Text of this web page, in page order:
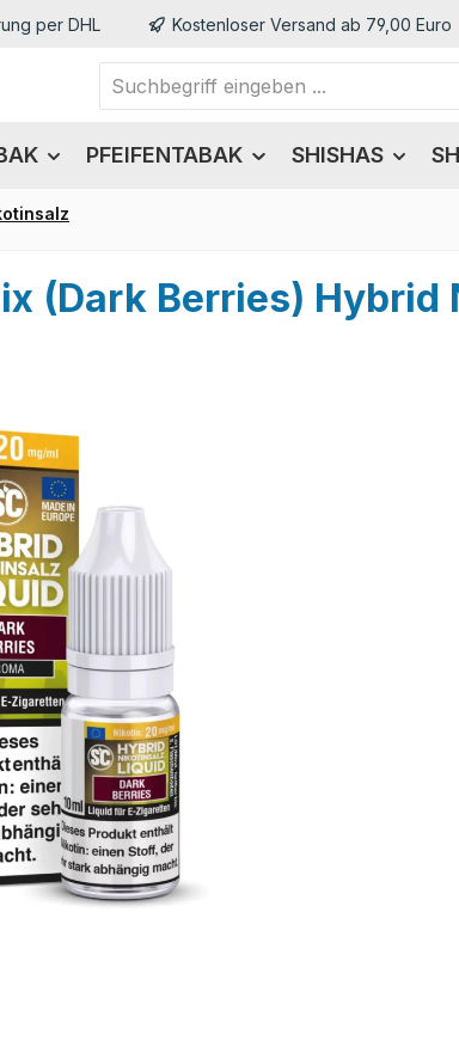
per DHL Kostenloser Versand ab 79,00 Euro
PFEIFENTABAK SHISHAS
(Dark Berries)